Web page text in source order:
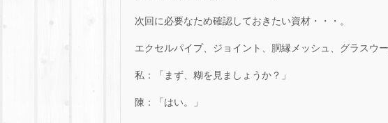
次回に必要なため確認しておきたい資材・・・。
エクセルパイプ、ジョイント、胴縁メッシュ、グラスウー
私：「まず、糊を見ましょうか？」
陳：「はい。」